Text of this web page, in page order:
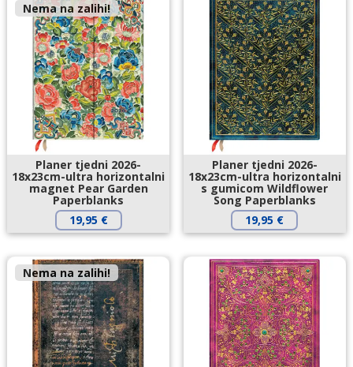
Nema na zalihi!
Planer tjedni 2026-
18x23cm-ultra horizontalni
magnet Pear Garden
Paperblanks
19,95 €
Planer tjedni 2026-
18x23cm-ultra horizontalni
s gumicom Wildflower
Song Paperblanks
19,95 €
Nema na zalihi!